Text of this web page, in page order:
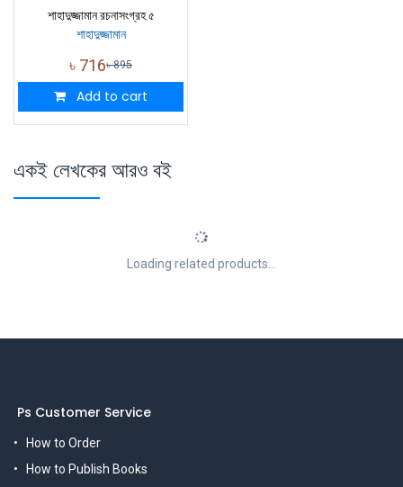
শাহাদুজ্জামান রচনাসংগ্রহ ৫
শাহাদুজ্জামান
৳ 716৳895
Add to cart
একই লেখকের আরও বই
Loading related products...
Ps Customer Service
How to Order
How to Publish Books